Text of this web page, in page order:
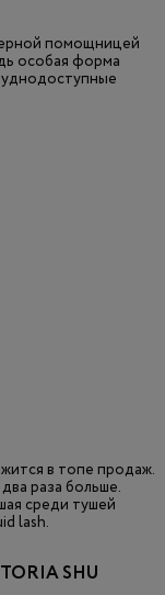
помощницей
особая форма
в топе продаж.
раза больше.
среди тушей
lash.
SHU